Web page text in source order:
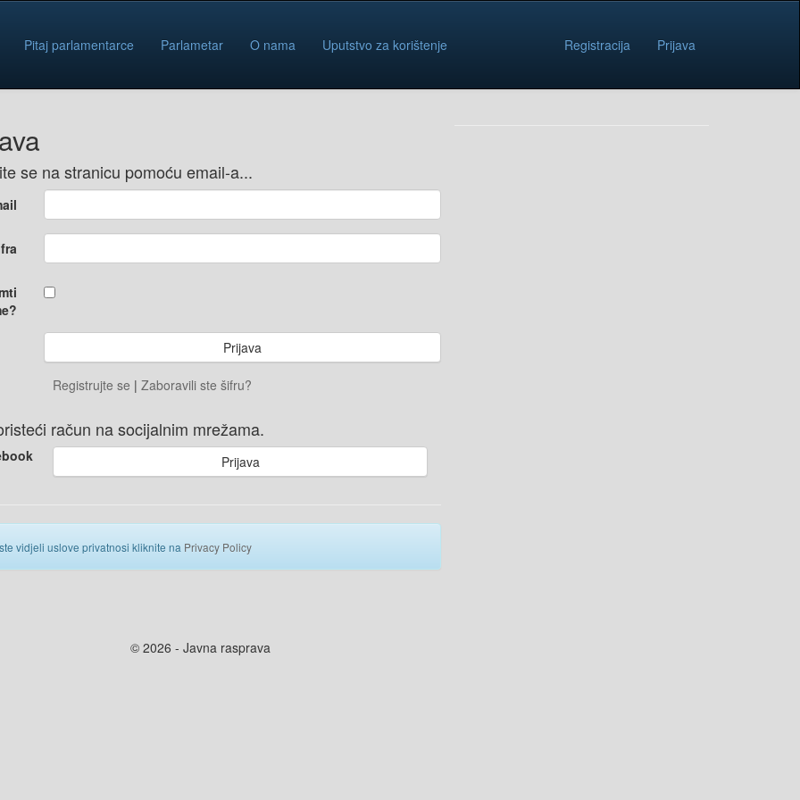
Pitaj parlamentarce Parlametar O nama Uputstvo za korištenje Registracija Prijava
se na stranicu pomoću email-a...
Registrujte se | Zaboravili ste šifru?
račun na socijalnim mrežama.
Prijava
vidjeli uslove privatnosi kliknite na Privacy Policy
© 2026 - Javna rasprava